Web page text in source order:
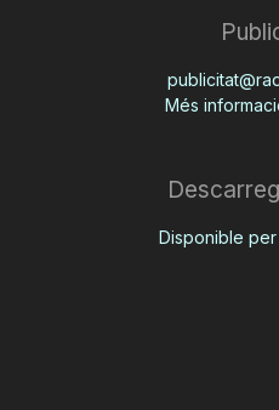
Més
Disponible